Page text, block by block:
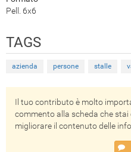
Pell. 6x6
TAGS
azienda persone stalle
Il tuo contributo è molto
commento alla scheda che
migliorare il contenuto delle